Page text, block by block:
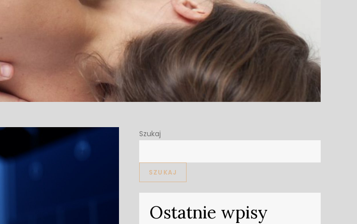
Szukaj
SZUKAJ
Ostatnie wpisy